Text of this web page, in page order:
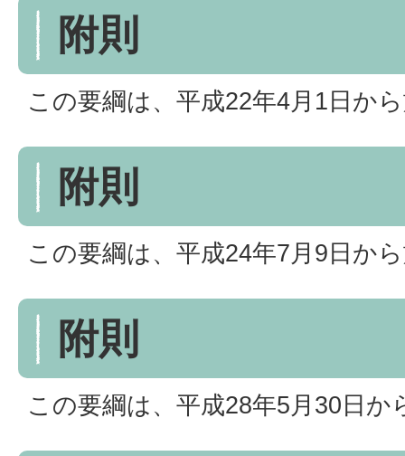
附則
この要綱は、平成22年4月1日か
附則
この要綱は、平成24年7月9日か
附則
この要綱は、平成28年5月30日か